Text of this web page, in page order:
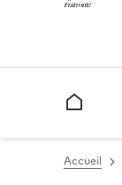
Accueil
Accueil